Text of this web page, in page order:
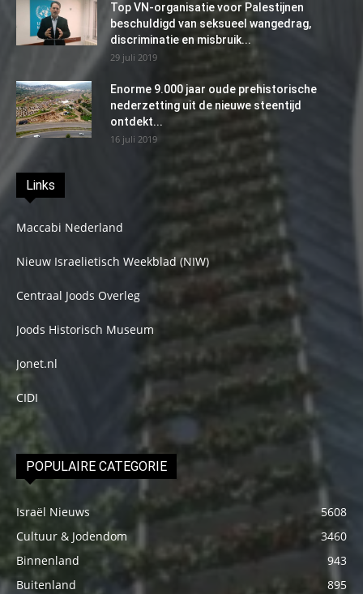
Top VN-organisatie voor Palestijnen
beschuldigd van seksueel wangedrag,
discriminatie en misbruik...
29 juli 2019
Enorme 9.000 jaar oude prehistorische
nederzetting uit de nieuwe steentijd
ontdekt...
16 juli 2019
Links
Maccabi Nederland
Nieuw Israelietisch Weekblad (NIW)
Centraal Joods Overleg
Joods Historisch Museum
Jonet.nl
CIDI
POPULAIRE CATEGORIE
Israël Nieuws
5608
Cultuur & Jodendom
3460
Binnenland
943
Buitenland
895